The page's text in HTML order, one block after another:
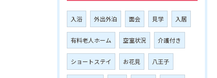
入浴 外出外泊 面会 見学 入居
有料老人ホーム 空室状況 介護付き
ショートステイ お花見 八王子